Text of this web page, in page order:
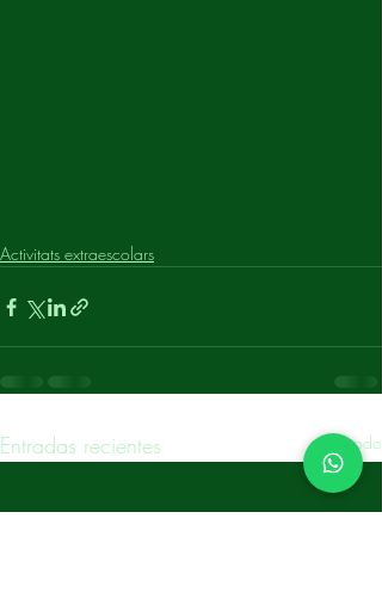
Activitats extraescolars
Entradas recientes Ver todo